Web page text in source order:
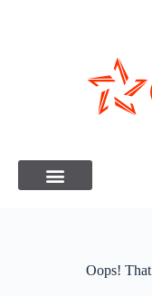
Oops!